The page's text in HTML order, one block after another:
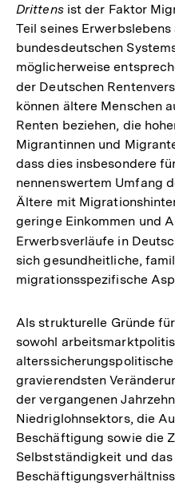
Drittensist der Faktor
Teil seines
bundesdeutschen
möglicherweise
der Deutschen
können ältere Menschen
Renten beziehen, die
Migrantinnen und
dass dies insbesondere
nennenswertem Umfang
Ältere mit
geringe Einkommen und
Erwerbsverläufe in
sich gesundheitliche,
migrationsspezifische
Als strukturelle Gründe
sowohl
gravierendsten
der vergangenen
Niedriglohnsektors, die
Beschäftigung sowie die
Selbstständigkeit und